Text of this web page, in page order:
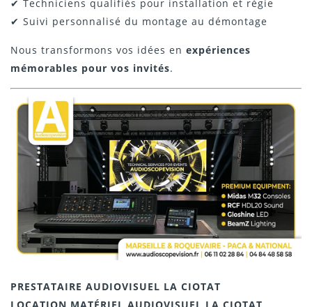
✔ Techniciens qualifiés pour installation et régie
✔ Suivi personnalisé du montage au démontage
Nous transformons vos idées en expériences
mémorables pour vos invités.
PRESTATAIRE AUDIOVISUEL LA CIOTAT